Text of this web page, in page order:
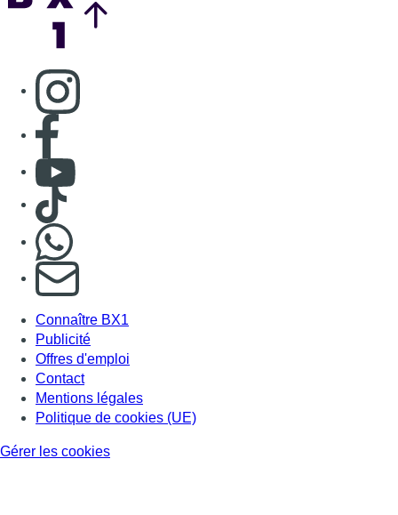
Consulter page Instagram
Consulter page Facebook
Consulter Youtube
Consulter TikTok
S'abonner à notre newsletter
Connaître BX1
Publicité
Offres d'emploi
Contact
Mentions légales
Politique de cookies (UE)
Gérer les cookies